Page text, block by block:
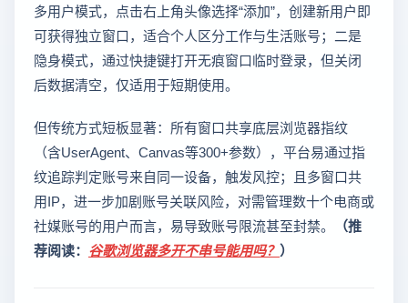
多用户模式，点击右上角头像选择“添加”，创建新用户即
可获得独立窗口，适合个人区分工作与生活账号；二是
隐身模式，通过快捷键打开无痕窗口临时登录，但关闭
后数据清空，仅适用于短期使用。
但传统方式短板显著：所有窗口共享底层浏览器指纹
（含UserAgent、Canvas等300+参数），平台易通过指
纹追踪判定账号来自同一设备，触发风控；且多窗口共
用IP，进一步加剧账号关联风险，对需管理数十个电商或
社媒账号的用户而言，易导致账号限流甚至封禁。
（推
荐阅读： 谷歌浏览器多开不串号能用吗？ ）